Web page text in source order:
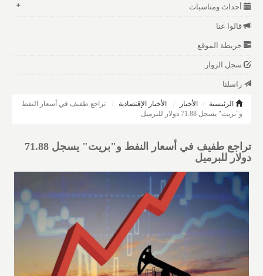
أحداث ومناسبات
قالوا عنا
خريطة الموقع
سجل الزوار
راسلنا
الرئيسية الأخبار الأخبار الإقتصادية
تراجع طفيف في أسعار النفط
و"بريت" يسجل 71.88 دولار للبرميل
تراجع طفيف في أسعار النفط و"بريت" يسجل 71.88
دولار للبرميل